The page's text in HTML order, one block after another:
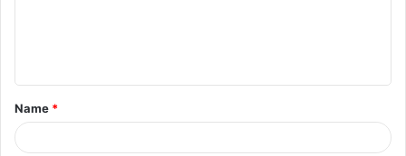
t
*
Name *